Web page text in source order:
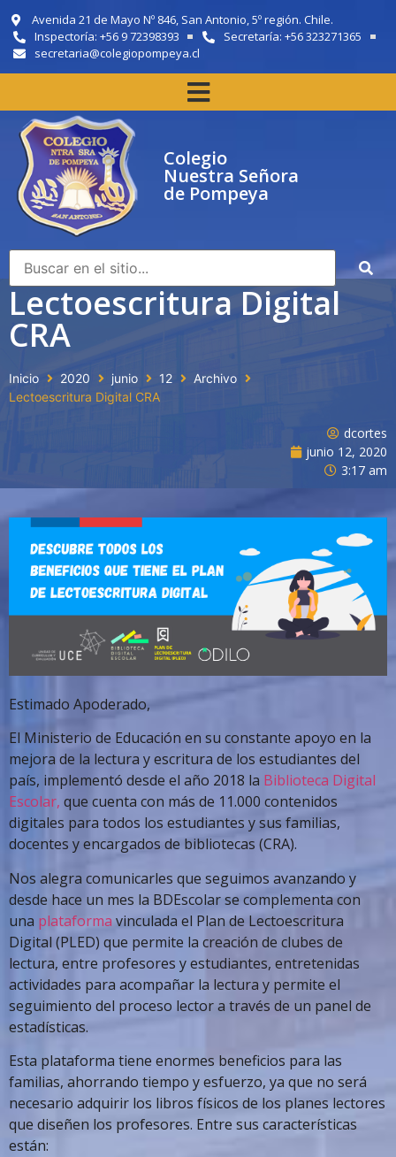
Avenida 21 de Mayo Nº 846, San Antonio, 5º región. Chile.
Inspectoría: +56 9 72398393
Secretaría: +56 323271365
secretaria@colegiopompeya.cl
Colegio
Nuestra Señora
de Pompeya
Lectoescritura Digital
CRA
Inicio 2020 junio 12
Archivo
Lectoescritura Digital CRA
dcortes
junio 12, 2020
3:17 am
Estimado Apoderado,
El Ministerio de Educación en su constante apoyo en la
mejora de la lectura y escritura de los estudiantes del
país, implementó desde el año 2018 la Biblioteca Digital
Escolar, que cuenta con más de 11.000 contenidos
digitales para todos los estudiantes y sus familias,
docentes y encargados de bibliotecas (CRA).
Nos alegra comunicarles que seguimos avanzando y
desde hace un mes la BDEscolar se complementa con
una plataforma vinculada el Plan de Lectoescritura
Digital (PLED) que permite la creación de clubes de
lectura, entre profesores y estudiantes, entretenidas
actividades para acompañar la lectura y permite el
seguimiento del proceso lector a través de un panel de
estadísticas.
Esta plataforma tiene enormes beneficios para las
familias, ahorrando tiempo y esfuerzo, ya que no será
necesario adquirir los libros físicos de los planes lectores
que diseñen los profesores. Entre sus características
están: